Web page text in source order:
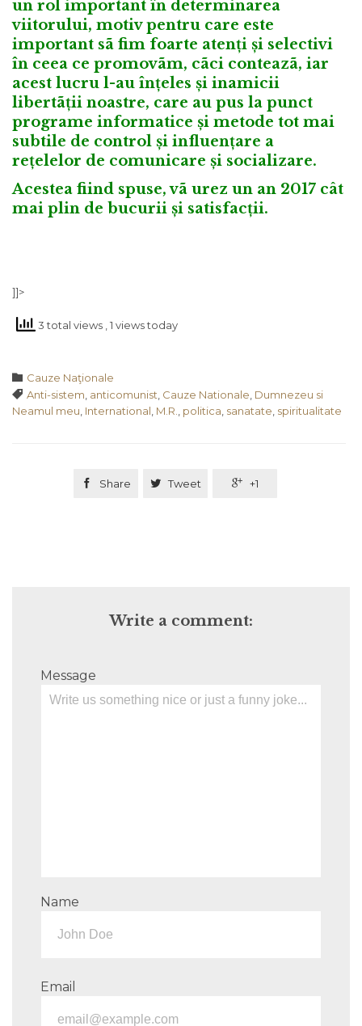
un rol important în determinarea
viitorului, motiv pentru care este
important sã fim foarte atenți și selectivi
în ceea ce promovãm, cãci conteazã, iar
acest lucru l-au înțeles și inamicii
libertãții noastre, care au pus la punct
programe informatice și metode tot mai
subtile de control și influențare a
rețelelor de comunicare și socializare.
Acestea fiind spuse, vã urez un an 2017 cât
mai plin de bucurii și satisfacții.
]]>
3 total views , 1 views today
 Category
Cauze Naţionale
 Tags
Anti-sistem anticomunist Cauze Nationale Dumnezeu si
Neamul meu International M.R. politica sanatate spiritualitate
 Share  Tweet  +1
Write a comment:
Message
Name
Email